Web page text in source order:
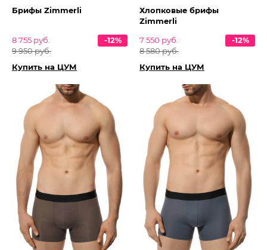
Брифы Zimmerli
8 755 руб.
9 950 руб.
-12%
Купить на ЦУМ
Хлопковые брифы
Zimmerli
7 550 руб.
8 580 руб.
-12%
Купить на ЦУМ